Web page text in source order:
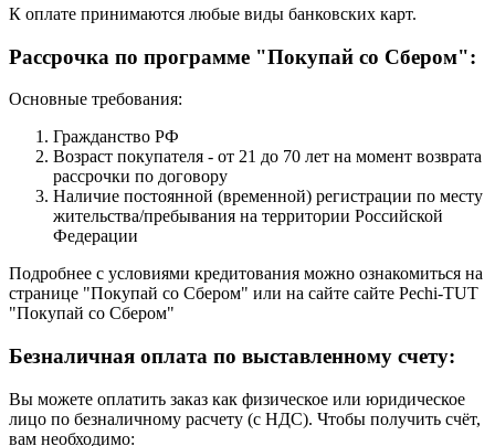
К оплате принимаются любые виды банковских карт.
Рассрочка по программе "Покупай со Сбером":
Основные требования:
Гражданство РФ
Возраст покупателя - от 21 до 70 лет на момент возврата
рассрочки по договору
Наличие постоянной (временной) регистрации по месту
жительства/пребывания на территории Российской
Федерации
Подробнее с условиями кредитования можно ознакомиться на
странице "Покупай со Сбером" или на сайте сайте Pechi-TUT
"Покупай со Сбером"
Безналичная оплата по выставленному счету:
Вы можете оплатить заказ как физическое или юридическое
лицо по безналичному расчету (с НДС). Чтобы получить счёт,
вам необходимо: